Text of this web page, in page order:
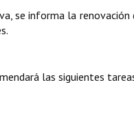
se informa la
las siguientes